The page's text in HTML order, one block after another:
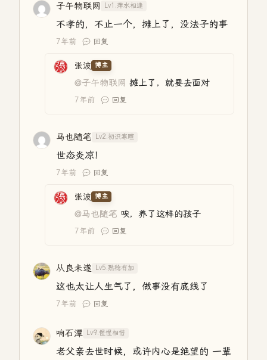
子午物联网 Lv1.萍水相逢
不孝的，不止一个，摊上了，没法子的事
7年前 回复
张波 博主
@子午物联网 摊上了，就要去面对
7年前 回复
马也随笔 Lv2.初识寒暄
世态炎凉！
7年前 回复
张波 博主
@马也随笔 唉，养了这样的孩子
7年前 回复
从良未遂 Lv5.熟稔有加
这也太让人生气了，做事没有底线了
7年前 回复
响石潭 Lv9.惺惺相惜
老父亲去世时候，或许内心是绝望的 一辈